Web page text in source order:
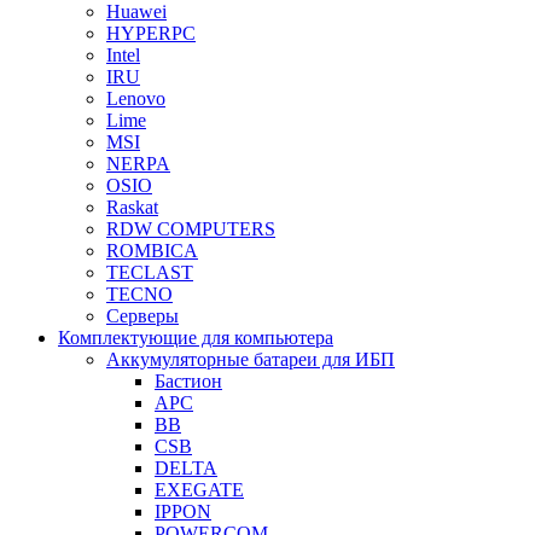
Huawei
HYPERPC
Intel
IRU
Lenovo
Lime
MSI
NERPA
OSIO
Raskat
RDW COMPUTERS
ROMBICA
TECLAST
TECNO
Серверы
Комплектующие для компьютера
Аккумуляторные батареи для ИБП
Бастион
APC
BB
CSB
DELTA
EXEGATE
IPPON